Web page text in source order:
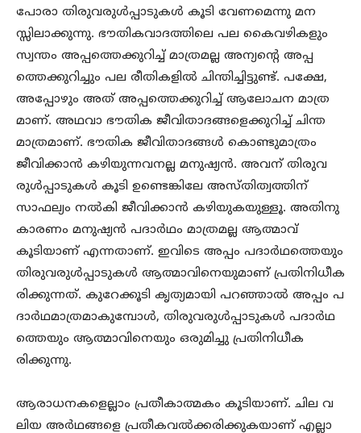
പോരാ തിരുവരുൾപ്പാടുകൾ കൂടി വേണമെന്നു മന
സ്സിലാക്കുന്നു. ഭൗതികവാദത്തിലെ പല കൈവഴികളും
സ്വന്തം അപ്പത്തെക്കുറിച്ച് മാത്രമല്ല അന്യന്റെ അപ്പ
ത്തെക്കുറിച്ചും പല രീതികളിൽ ചിന്തിച്ചിട്ടുണ്ട്. പക്ഷേ,
അപ്പോഴും അത് അപ്പത്തെക്കുറിച്ച് ആലോചന മാത്ര
മാണ്. അഥവാ ഭൗതിക ജീവിതാദങ്ങളെക്കുറിച്ച് ചിന്ത
മാത്രമാണ്. ഭൗതിക ജീവിതാദങ്ങൾ കൊണ്ടുമാത്രം
ജീവിക്കാൻ കഴിയുന്നവനല്ല മനുഷ്യൻ. അവന് തിരുവ
രുൾപ്പാടുകൾ കൂടി ഉണ്ടെങ്കിലേ അസ്തിത്വത്തിന്
സാഫല്യം നൽകി ജീവിക്കാൻ കഴിയുകയുള്ളൂ. അതിനു
കാരണം മനുഷ്യൻ പദാർഥം മാത്രമല്ല ആത്മാവ്
കൂടിയാണ് എന്നതാണ്. ഇവിടെ അപ്പം പദാർഥത്തെയും
തിരുവരുൾപ്പാടുകൾ ആത്മാവിനെയുമാണ് പ്രതിനിധീക
രിക്കുന്നത്. കുറേക്കൂടി കൃത്യമായി പറഞ്ഞാൽ അപ്പം പ
ദാർഥമാത്രമാകുമ്പോൾ, തിരുവരുൾപ്പാടുകൾ പദാർഥ
ത്തെയും ആത്മാവിനെയും ഒരുമിച്ചു പ്രതിനിധീക
രിക്കുന്നു.
ആരാധനകളെല്ലാം പ്രതീകാത്മകം കൂടിയാണ്. ചില വ
ലിയ അർഥങ്ങളെ പ്രതീകവൽക്കരിക്കുകയാണ് എല്ലാ